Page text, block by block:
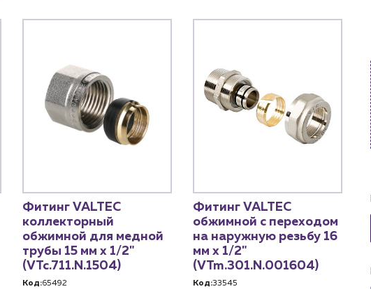
Клиентам
Специализированным магазинам
Застройщикам
Снабженцам и подрядным организациям
Монтажным бригадам
Водоснабжение и теплоснабжение
Сервис и обслуживание инженерных
Доставка
Портфолио
Контактные данные
Фитинг VALTEC
коллекторный
обжимной для медной
трубы 15 мм x 1/2"
(VTc.711.N.1504)
Код:65492
Фитинг VALTEC
обжимной с переходом
на наружную резьбу 16
мм х 1/2"
(VTm.301.N.001604)
Код:33545